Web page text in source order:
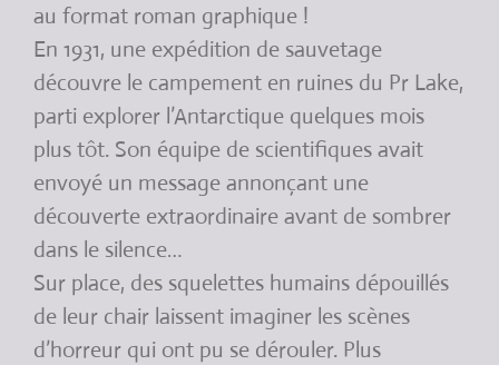
au format roman graphique !
En 1931, une expédition de sauvetage
découvre le campement en ruines du Pr Lake,
parti explorer l’Antarctique quelques mois
plus tôt. Son équipe de scientifiques avait
envoyé un message annonçant une
découverte extraordinaire avant de sombrer
dans le silence…
Sur place, des squelettes humains dépouillés
de leur chair laissent imaginer les scènes
d’horreur qui ont pu se dérouler. Plus